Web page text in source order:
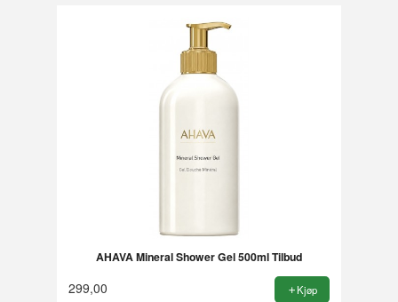
AHAVA Mineral Shower Gel 500ml Tilbud
299,00 Kjøp